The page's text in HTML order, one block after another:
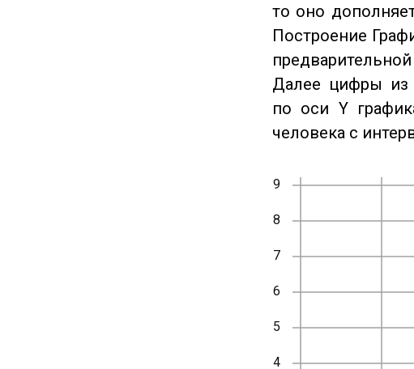
то оно
Построение
Далее цифры из
по оси Y
человека с